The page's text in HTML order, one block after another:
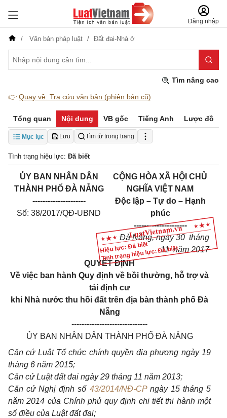
Đăng nhập
Văn bản pháp luật Đất đai-Nhà ở
Tìm nâng cao
👉 Quay về: Tra cứu văn bản (phiên bản cũ)
Tổng quan Nội dung VB gốc Tiếng Anh Lược đồ
Mục lục Lưu Tìm từ trong trang
Tình trạng hiệu lực: Đã biết
Hiệu lực: Đã biết
Tình trạng hiệu lực: Đã biết
ỦY BAN NHÂN DÂN
THÀNH PHỐ ĐÀ NẴNG
---------------------
Số: 38/2017/QĐ-UBND
CỘNG HÒA XÃ HỘI CHỦ
NGHĨA VIỆT NAM
Độc lập – Tự do – Hạnh
phúc
---------------------
Đà Nẵng, ngày 30 tháng
11 năm 2017
QUYẾT ĐỊNH
Về việc ban hành Quy định về bồi thường, hỗ trợ và
tái định cư
khi Nhà nước thu hồi đất trên địa bàn thành phố Đà
Nẵng
------------------------------
ỦY BAN NHÂN DÂN THÀNH PHỐ ĐÀ NẴNG
Căn cứ Luật Tổ chức chínhquyền địa phương ngày 19
tháng 6 năm 2015;
Căn cứ Luật đất đai ngày 29 tháng 11 năm 2013;
Căn cứ Nghị định số 43/2014/NĐ-CPngày 15 tháng 5
năm 2014 của Chính phủ quy định chi tiết thi hành một
số điều của Luật đất đai;